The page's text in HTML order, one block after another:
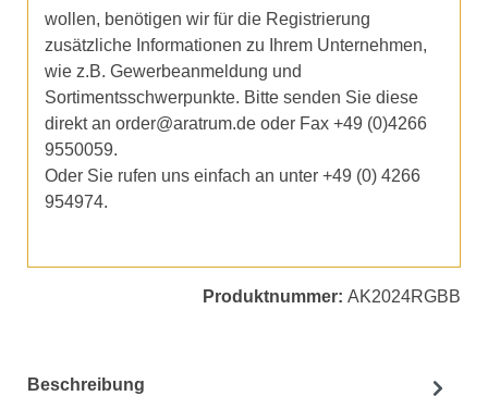
wollen, benötigen wir für die Registrierung
zusätzliche Informationen zu Ihrem Unternehmen,
wie z.B. Gewerbeanmeldung und
Sortimentsschwerpunkte. Bitte senden Sie diese
direkt an order@aratrum.de oder Fax +49 (0)4266
9550059.
Oder Sie rufen uns einfach an unter +49 (0) 4266
954974.
Produktnummer: AK2024RGBB
Beschreibung